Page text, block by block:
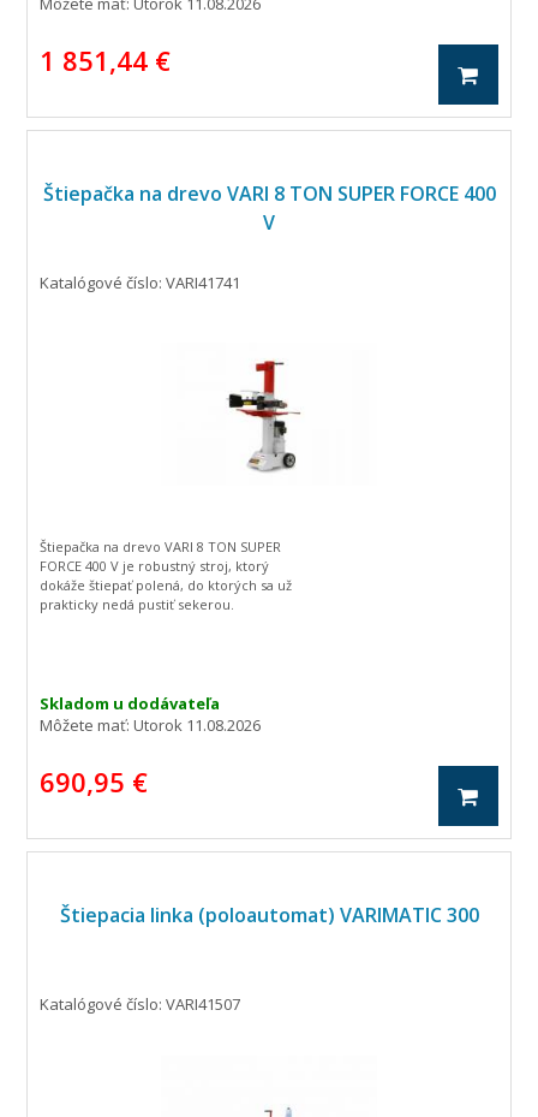
1 851,44 €
Štiepačka na drevo VARI 8 TON SUPER FORCE 400
V
Katalógové číslo: VARI41741
Skladom u dodávateľa
Môžete mať:Utorok 11.08.2026
690,95 €
Štiepačka na drevo VARI 8 TON SUPER
FORCE 400 V je robustný stroj, ktorý
dokáže štiepať polená, do ktorých sa už
prakticky nedá pustiť sekerou.
Štiepacia linka (poloautomat) VARIMATIC 300
Katalógové číslo: VARI41507